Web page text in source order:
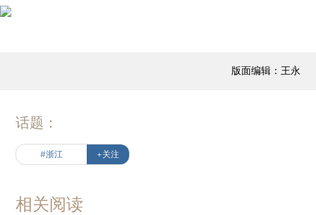
版面编辑：王永
话题：
#浙江 +关注
相关阅读